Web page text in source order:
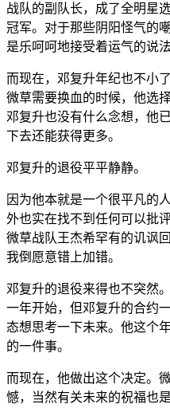
战队的副队长，成了全明星
冠军。对于那些阴阳怪气的
是乐呵呵地接受着运气的说
而现在，邓复升年纪也不小
微草需要换血的时候，他选
邓复升也没有什么念想，他
下去还能获得更多。
邓复升的退役平平静静。
因为他本就是一个很平凡的
外也实在找不到任何可以批
微草战队王杰希罕有的讥讽
我倒愿意错上加错。
邓复升的退役来得也不突然
一年开始，但邓复升的合约
态想思考一下未来。他这个
的一件事。
而现在，他做出这个决定。
憾，当然有关未来的祝福也